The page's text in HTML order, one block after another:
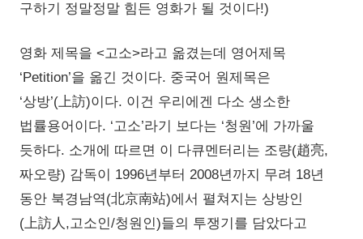
구하기 정말정말 힘든 영화가 될 것이다!)
영화 제목을 <고소>라고 옮겼는데 영어제목
‘Petition’을 옮긴 것이다. 중국어 원제목은
‘상방’(上訪)이다. 이건 우리에겐 다소 생소한
법률용어이다. ‘고소’라기 보다는 ‘청원’에 가까울
듯하다. 소개에 따르면 이 다큐멘터리는 조량(趙亮,
짜오량) 감독이 1996년부터 2008년까지 무려 18년
동안 북경남역(北京南站)에서 펼쳐지는 상방인
(上訪人,고소인/청원인)들의 투쟁기를 담았다고